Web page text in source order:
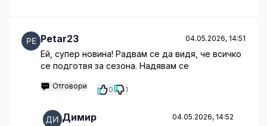
Petar23 04.05.2026, 14:51
Ей, супер новина! Радвам се да видя, че всичко
се подготвя за сезона. Надявам се
Отговори 0 1
Димир 04.05.2026, 14:52